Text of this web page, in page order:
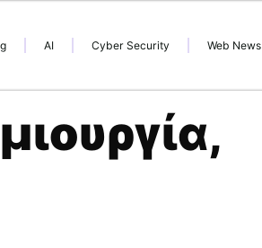
AI Cyber Security Web News